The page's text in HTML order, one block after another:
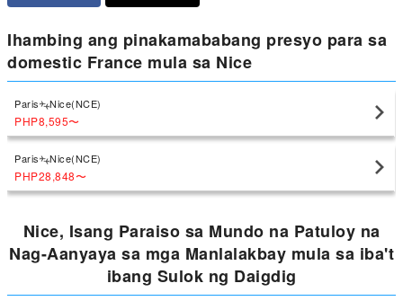
Ihambing ang pinakamababang presyo para sa
domestic France mula sa Nice
Paris Nice(NCE)
PHP8,595〜
Paris Nice(NCE)
PHP28,848〜
Nice, Isang Paraiso sa Mundo na Patuloy na
Nag-Aanyaya sa mga Manlalakbay mula sa iba't
ibang Sulok ng Daigdig